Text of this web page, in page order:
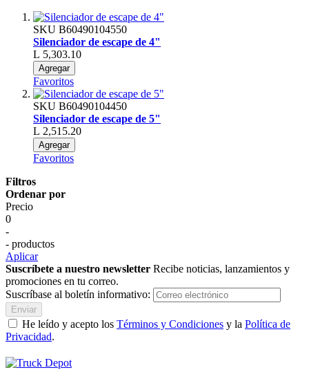
SKU B60490104550
Silenciador de escape de 4"
L 5,303.10
Agregar
Favoritos
SKU B60490104450
Silenciador de escape de 5"
L 2,515.20
Agregar
Favoritos
Filtros
Ordenar por
Precio
0
-
- productos
Aplicar
Suscríbete a nuestro newsletter Recibe noticias, lanzamientos y
promociones en tu correo.
Suscríbase al boletín informativo:
Enviar
He leído y acepto los Términos y Condiciones y la Política de
Privacidad.